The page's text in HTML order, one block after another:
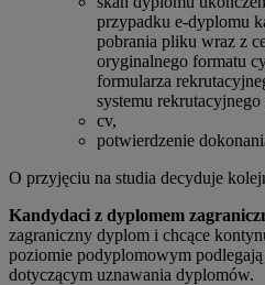
przypadku e-dyplomu
pobrania pliku wraz z
oryginalnego formatu
formularza
systemu
cv,
potwierdzenie
O przyjęciu na studia decyduje
Kandydaci z dyplomem
zagraniczny dyplom i chcące
poziomie podyplomowym
dotyczącym uznawania dyplomów.